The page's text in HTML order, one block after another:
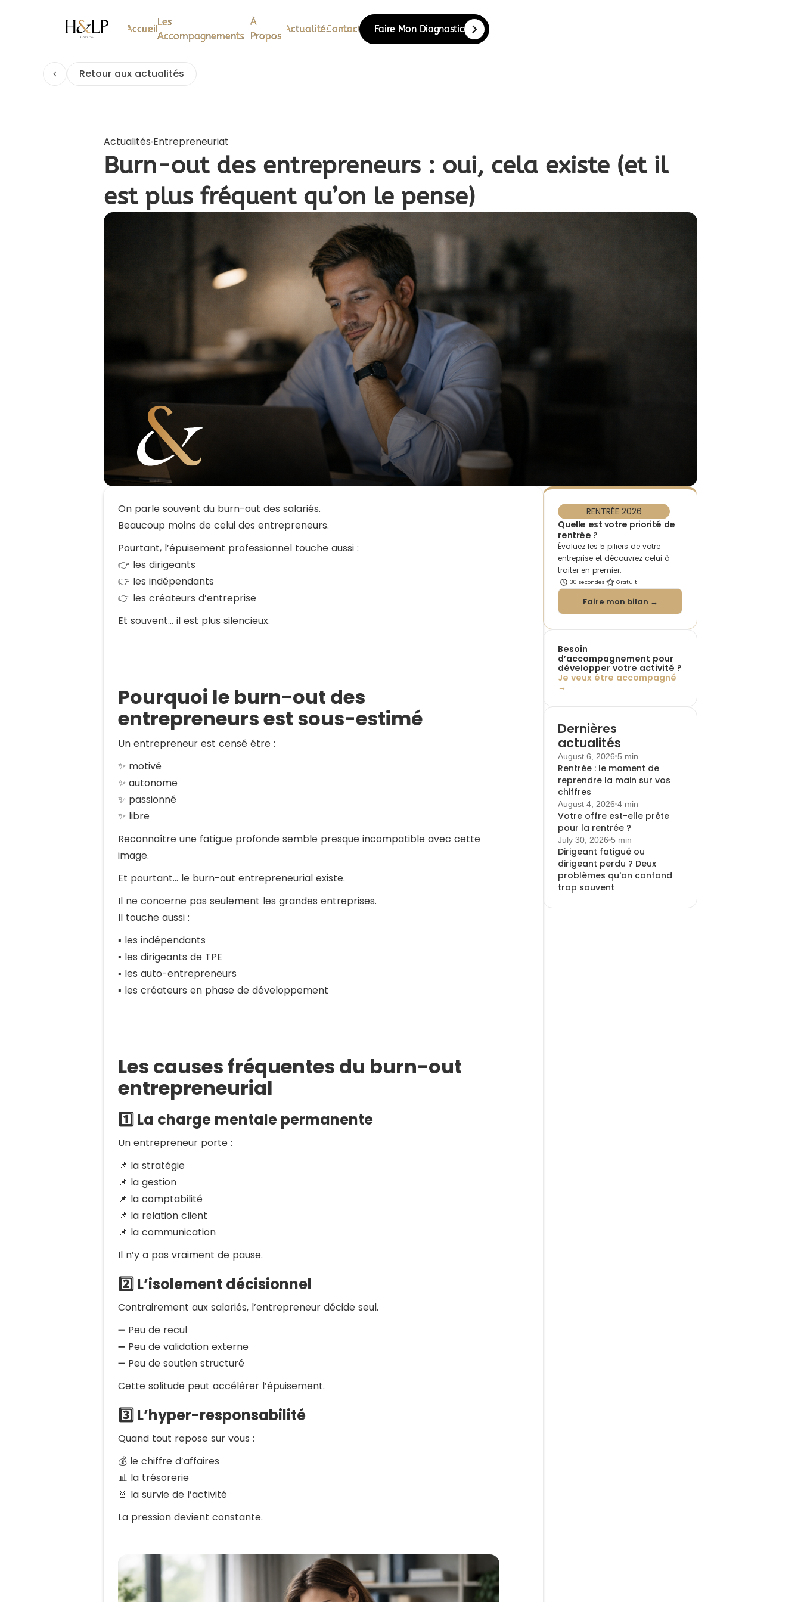
Accueil
Accueil
Les
Accompagnements
Les
Accompagnements
À
Propos
À
Propos
Actualités
ActualitésContact
Contact Faire Mon Diagnostic
Faire Mon Diagnostic
Retour aux actualités
Actualités Entrepreneuriat
Burn-out des entrepreneurs : oui, cela existe (et il
est plus fréquent qu’on le pense)
On parle souvent du burn-out des salariés.
Beaucoup moins de celui des entrepreneurs.
Pourtant, l’épuisement professionnel touche aussi :
👉 les dirigeants
👉 les indépendants
👉 les créateurs d’entreprise
Et souvent… il est plus silencieux.
Pourquoi le burn-out des
entrepreneurs est sous-estimé
Un entrepreneur est censé être :
✨ motivé
✨ autonome
✨ passionné
✨ libre
Reconnaître une fatigue profonde semble presque incompatible avec cette
image.
Et pourtant… le burn-out entrepreneurial existe.
Il ne concerne pas seulement les grandes entreprises.
Il touche aussi :
▪️ les indépendants
▪️ les dirigeants de TPE
▪️ les auto-entrepreneurs
▪️ les créateurs en phase de développement
Les causes fréquentes du burn-out
entrepreneurial
1️⃣ La charge mentale permanente
Un entrepreneur porte :
📌 la stratégie
📌 la gestion
📌 la comptabilité
📌 la relation client
📌 la communication
Il n’y a pas vraiment de pause.
2️⃣ L’isolement décisionnel
Contrairement aux salariés, l’entrepreneur décide seul.
➖ Peu de recul
➖ Peu de validation externe
➖ Peu de soutien structuré
Cette solitude peut accélérer l’épuisement.
3️⃣ L’hyper-responsabilité
Quand tout repose sur vous :
💰 le chiffre d’affaires
📊 la trésorerie
🚨 la survie de l’activité
La pression devient constante.
RENTRÉE 2026
Quelle est votre priorité de
rentrée ?
Évaluez les 5 piliers de votre
entreprise et découvrez celui à
traiter en premier.
30 secondes Gratuit
Faire mon bilan →
Besoin
d’accompagnement pour
développer votre activité ?
Je veux être accompagné
→
Dernières
actualités
August 6, 2026 5 min
Rentrée : le moment de
reprendre la main sur vos
chiffres
August 4, 2026 4 min
Votre offre est-elle prête
pour la rentrée ?
July 30, 2026 5 min
Dirigeant fatigué ou
dirigeant perdu ? Deux
problèmes qu'on confond
trop souvent